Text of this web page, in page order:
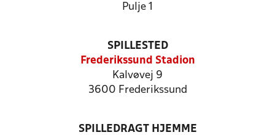
Pulje 1
SPILLESTED
Frederikssund Stadion
Kalvøvej 9
3600 Frederikssund
SPILLEDRAGT HJEMME